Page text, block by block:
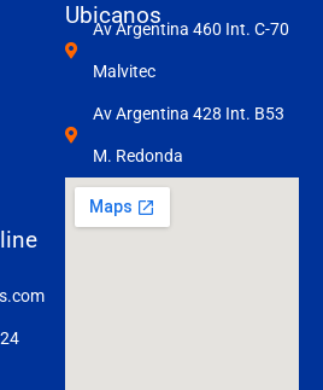
Ubicanos
Av Argentina 460 Int. C-70
Malvitec
Av Argentina 428 Int. B53
M. Redonda